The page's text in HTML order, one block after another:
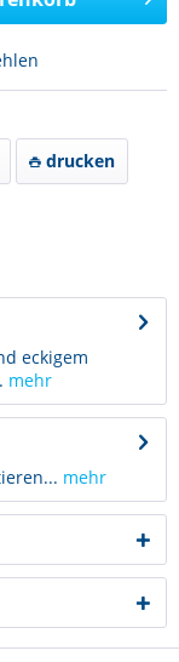
drucken
eckigem
mehr
mehr